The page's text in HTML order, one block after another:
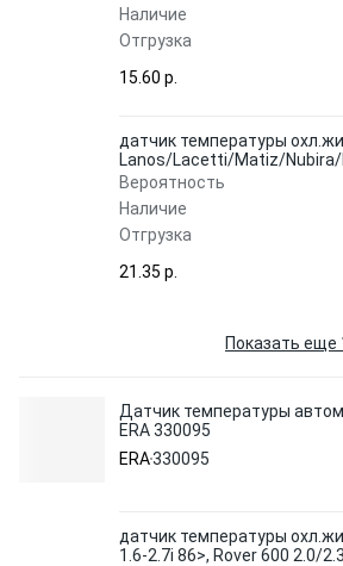
Наличие
Отгрузка
15.60 p.
датчик температуры
Lanos/Lacetti/Matiz/Nubira/
Вероятность
Наличие
Отгрузка
21.35 p.
Показать еще
Датчик температуры
ERA 330095
ERA330095
датчик температуры
1.6-2.7i 86>, Rover 600 2.0/